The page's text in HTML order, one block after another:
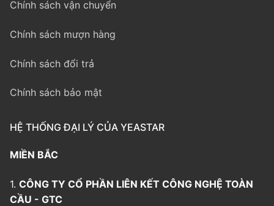
Chính sách vận chuyển
Chính sách mượn hàng
Chính sách đổi trả
Chính sách bảo mật
HỆ THỐNG ĐẠI LÝ CỦA YEASTAR
MIỀN BẮC
1. CÔNG TY CỔ PHẦN LIÊN KẾT CÔNG NGHỆ TOÀN
CẦU - GTC